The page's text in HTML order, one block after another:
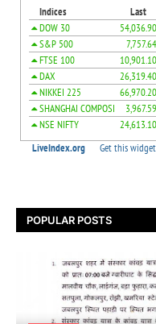
POPULAR POSTS